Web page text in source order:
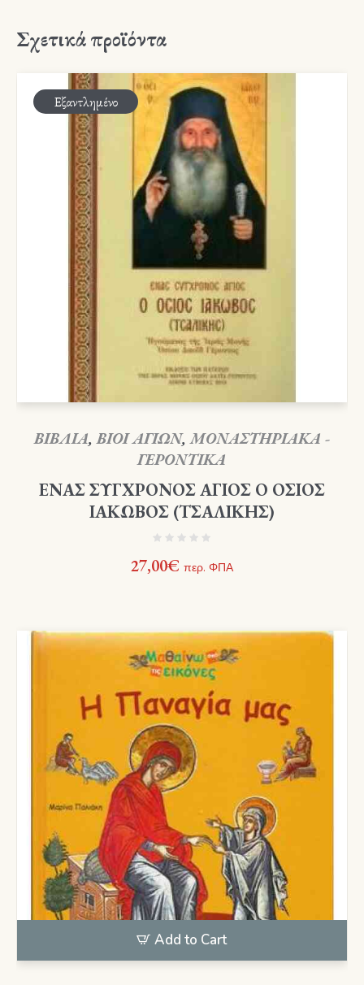
Σχετικά προϊόντα
Εξαντλημένο
ΒΙΒΛΙΑ,ΒΙΟΙ ΑΓΙΩΝ,ΜΟΝΑΣΤΗΡΙΑΚΑ -
ΓΕΡΟΝΤΙΚΑ
ΕΝΑΣ ΣΥΓΧΡΟΝΟΣ ΑΓΙΟΣ Ο ΟΣΙΟΣ
ΙΑΚΩΒΟΣ (ΤΣΑΛΙΚΗΣ)
27,00€ περ. ΦΠΑ
Add to Cart